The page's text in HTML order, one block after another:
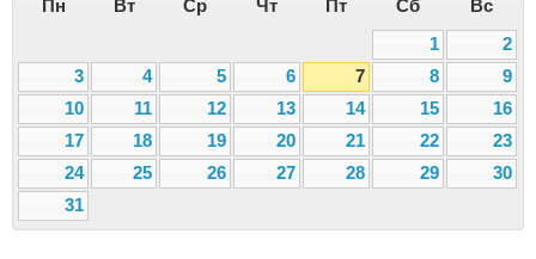
Пн Вт Ср Чт Пт Сб
Вс
1
2
3
4 5 6 7 8
9
10
11 12 13 14 15
16
17
18 19 20 21 22
23
24
25 26 27 28 29
30
31